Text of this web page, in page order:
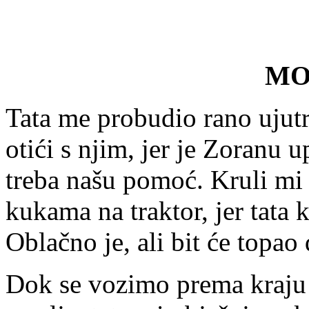
Tata me probudio rano
otići s njim, jer je Zoranu
treba našu pomoć. Kruli
kukama na traktor, jer tata
Oblačno je, ali bit će
Dok se vozimo prema